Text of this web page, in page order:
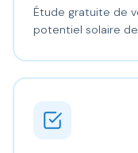
Étude gratuite de
potentiel solaire